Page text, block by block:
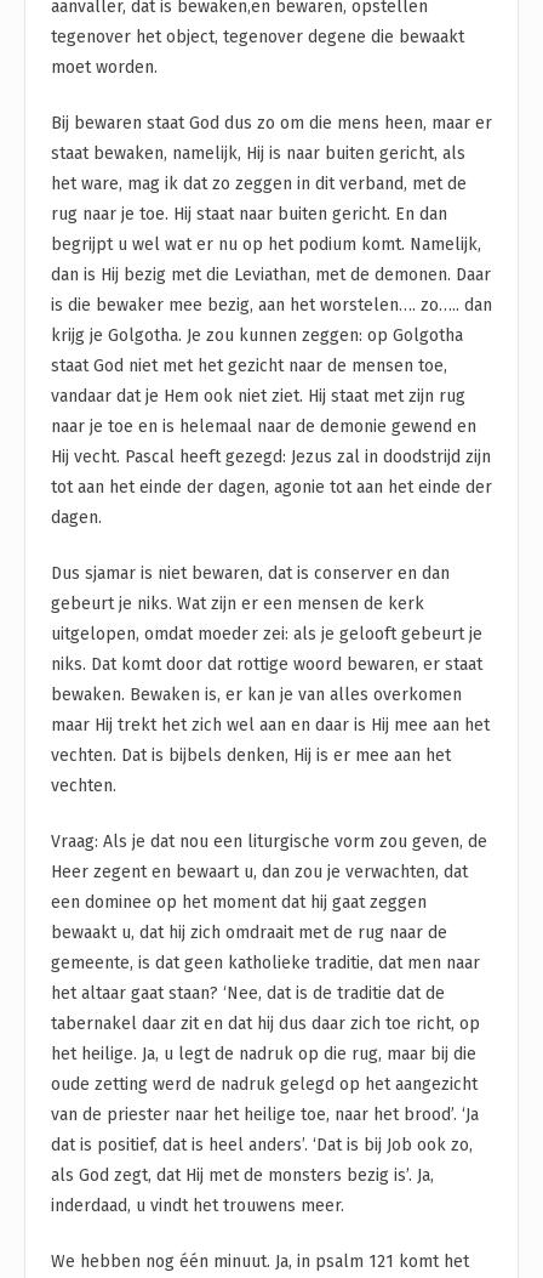
aanvaller, dat is bewaken,en bewaren, opstellen
tegenover het object, tegenover degene die bewaakt
moet worden.
Bij bewaren staat God dus zo om die mens heen, maar er
staat bewaken, namelijk, Hij is naar buiten gericht, als
het ware, mag ik dat zo zeggen in dit verband, met de
rug naar je toe. Hij staat naar buiten gericht. En dan
begrijpt u wel wat er nu op het podium komt. Namelijk,
dan is Hij bezig met die Leviathan, met de demonen. Daar
is die bewaker mee bezig, aan het worstelen…. zo….. dan
krijg je Golgotha. Je zou kunnen zeggen: op Golgotha
staat God niet met het gezicht naar de mensen toe,
vandaar dat je Hem ook niet ziet. Hij staat met zijn rug
naar je toe en is helemaal naar de demonie gewend en
Hij vecht. Pascal heeft gezegd: Jezus zal in doodstrijd zijn
tot aan het einde der dagen, agonie tot aan het einde der
dagen.
Dus sjamar is niet bewaren, dat is conserver en dan
gebeurt je niks. Wat zijn er een mensen de kerk
uitgelopen, omdat moeder zei: als je gelooft gebeurt je
niks. Dat komt door dat rottige woord bewaren, er staat
bewaken. Bewaken is, er kan je van alles overkomen
maar Hij trekt het zich wel aan en daar is Hij mee aan het
vechten. Dat is bijbels denken, Hij is er mee aan het
vechten.
Vraag: Als je dat nou een liturgische vorm zou geven, de
Heer zegent en bewaart u, dan zou je verwachten, dat
een dominee op het moment dat hij gaat zeggen
bewaakt u, dat hij zich omdraait met de rug naar de
gemeente, is dat geen katholieke traditie, dat men naar
het altaar gaat staan? ‘Nee, dat is de traditie dat de
tabernakel daar zit en dat hij dus daar zich toe richt, op
het heilige. Ja, u legt de nadruk op die rug, maar bij die
oude zetting werd de nadruk gelegd op het aangezicht
van de priester naar het heilige toe, naar het brood’. ‘Ja
dat is positief, dat is heel anders’. ‘Dat is bij Job ook zo,
als God zegt, dat Hij met de monsters bezig is’. Ja,
inderdaad, u vindt het trouwens meer.
We hebben nog één minuut. Ja, in psalm 121 komt het